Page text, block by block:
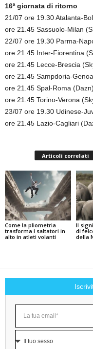
16ª giornata di ritorno
21/07 ore 19.30 Atalanta-
ore 21.45 Sassuolo-Milan
22/07 ore 19.30 Parma-
ore 21.45 Inter-Fiorentina
ore 21.45 Lecce-Brescia
ore 21.45 Sampdoria-
ore 21.45 Spal-Roma (Dazn)
ore 21.45 Torino-Verona
23/07 ore 19.30 Udinese-
ore 21.45 Lazio-Cagliari
Articoli correlati
Come la pliometria
trasforma i saltatori in
alto in atleti volanti
Il
di
della